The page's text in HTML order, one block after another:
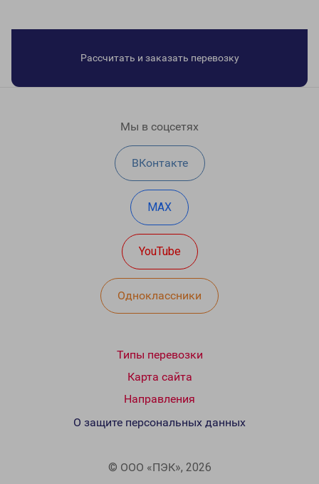
Рассчитать и заказать перевозку
Мы в соцсетях
ВКонтакте
MAX
YouTube
Одноклассники
Типы перевозки
Карта сайта
Направления
© ООО «ПЭК», 2026
О защите персональных данных